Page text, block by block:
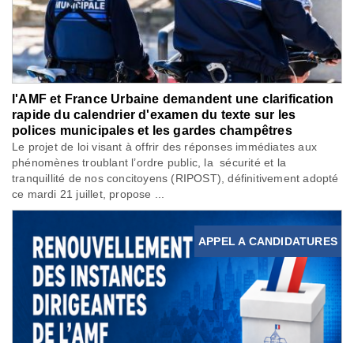
l'AMF et France Urbaine demandent une clarification
rapide du calendrier d'examen du texte sur les
polices municipales et les gardes champêtres
Le projet de loi visant à offrir des réponses immédiates aux
phénomènes troublant l’ordre public, la sécurité et la
tranquillité de nos concitoyens (RIPOST), définitivement adopté
ce mardi 21 juillet, propose ...
APPEL A CANDIDATURES